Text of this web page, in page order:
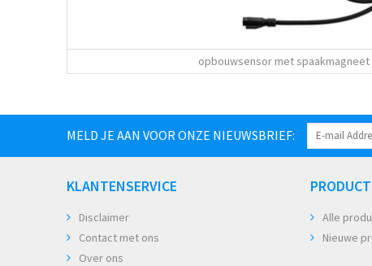
opbouwsensor met spaakmagneet
MELD JE AAN VOOR ONZE NIEUWSBRIEF:
KLANTENSERVICE
Disclaimer
Contact met ons
Over ons
Alle
Nieuwe